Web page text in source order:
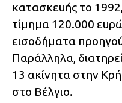
κατασκευής το
τίμημα 120.000
εισοδήματα
Παράλληλα,
13 ακίνητα στην
στο Βέλγιο.